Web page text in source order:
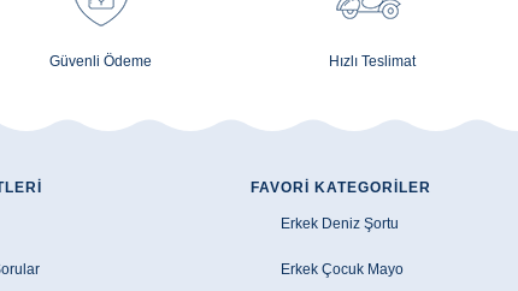
Güvenli Ödeme Hızlı Teslimat
FAVORI KATEGORILER
Erkek Deniz Şortu
Erkek Çocuk Mayo